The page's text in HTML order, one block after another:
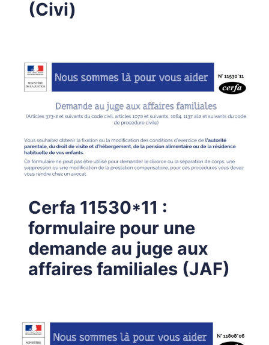
(Civi)
Cerfa 11530*11 :
formulaire pour une
demande au juge aux
affaires familiales (JAF)